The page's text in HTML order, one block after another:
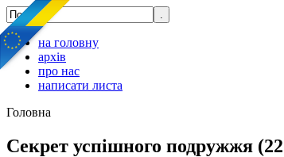
на головну
архів
про нас
написати листа
Головна
Секрет успішного подружжя